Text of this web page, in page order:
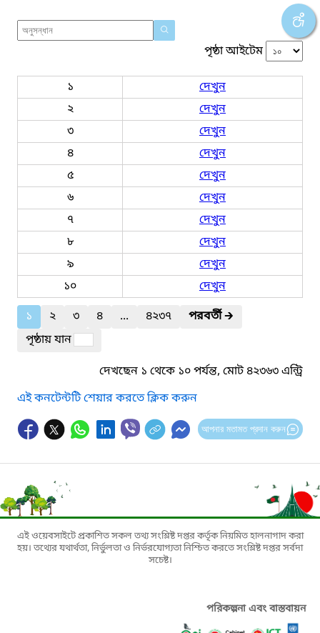
পৃষ্ঠা আইটেম
১
দেখুন
২
দেখুন
৩
দেখুন
৪
দেখুন
৫
দেখুন
৬
দেখুন
৭
দেখুন
৮
দেখুন
৯
দেখুন
১০
দেখুন
১
২ ৩ ৪ ... ৪২৩৭ পরবর্তী🡲
পৃষ্ঠায় যান
দেখছেন ১ থেকে ১০ পর্যন্ত, মোট ৪২৩৬৩ এন্ট্রি
এই কনটেন্টটি শেয়ার করতে ক্লিক করুন
আপনার মতামত প্রদান করুন
এই ওয়েবসাইটে প্রকাশিত সকল তথ্য সংশ্লিষ্ট দপ্তর কর্তৃক নিয়মিত হালনাগাদ করা
হয়। তথ্যের যথার্থতা, নির্ভুলতা ও নির্ভরযোগ্যতা নিশ্চিত করতে সংশ্লিষ্ট দপ্তর সর্বদা
সচেষ্ট।
পরিকল্পনা এবং বাস্তবায়ন